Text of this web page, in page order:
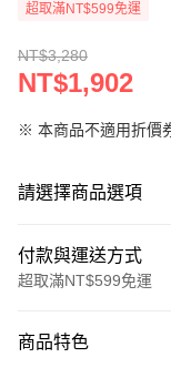
超取滿NT$599免運
NT$3,280
NT$1,902
※ 本商品不適用折價
請選擇商品選項
付款與運送方式
超取滿NT$599免運
信用卡一次付款
商品特色